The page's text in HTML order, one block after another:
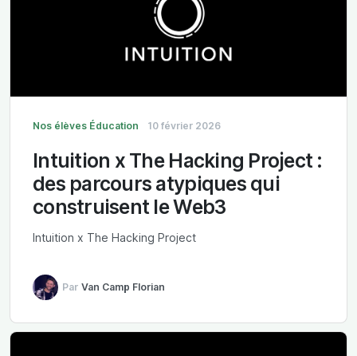
Nos élèves Éducation 10 février 2026
Intuition x The Hacking Project :
des parcours atypiques qui
construisent le Web3
Intuition x The Hacking Project
Par Van Camp Florian